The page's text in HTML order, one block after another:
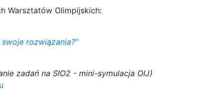
Warsztatów Olimpijskich:
rozwiązania?”
zadań na SIO2 - mini-symulacja OIJ)